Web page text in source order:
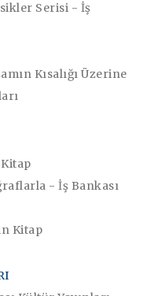
Serisi - İş
Kısalığı Üzerine
- İş Bankası
Kitap